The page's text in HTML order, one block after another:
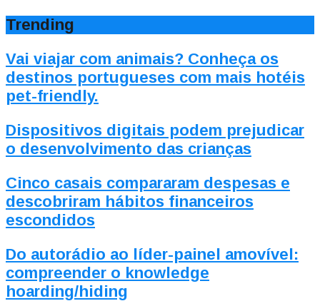
Trending
Vai viajar com animais? Conheça os
destinos portugueses com mais hotéis
pet-friendly.
Dispositivos digitais podem prejudicar
o desenvolvimento das crianças
Cinco casais compararam despesas e
descobriram hábitos financeiros
escondidos
Do autorádio ao líder-painel amovível:
compreender o knowledge
hoarding/hiding